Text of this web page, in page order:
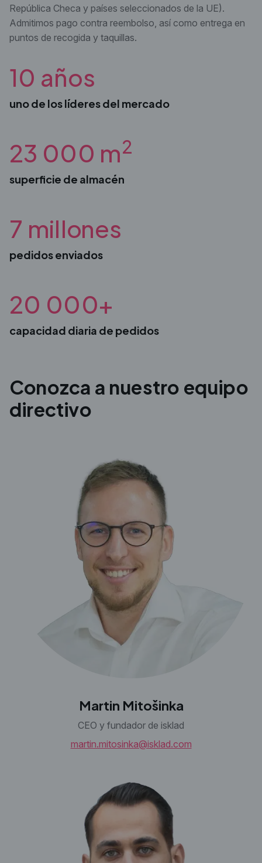
República Checa y países seleccionados de la UE).
Admitimos pago contra reembolso, así como entrega en
puntos de recogida y taquillas.
10 años
uno de los líderes del mercado
23 000 m2
superficie de almacén
7 millones
pedidos enviados
20 000+
capacidad diaria de pedidos
Conozca a nuestro equipo
directivo
Martin Mitošinka
CEO y fundador de isklad
martin.mitosinka@isklad.com